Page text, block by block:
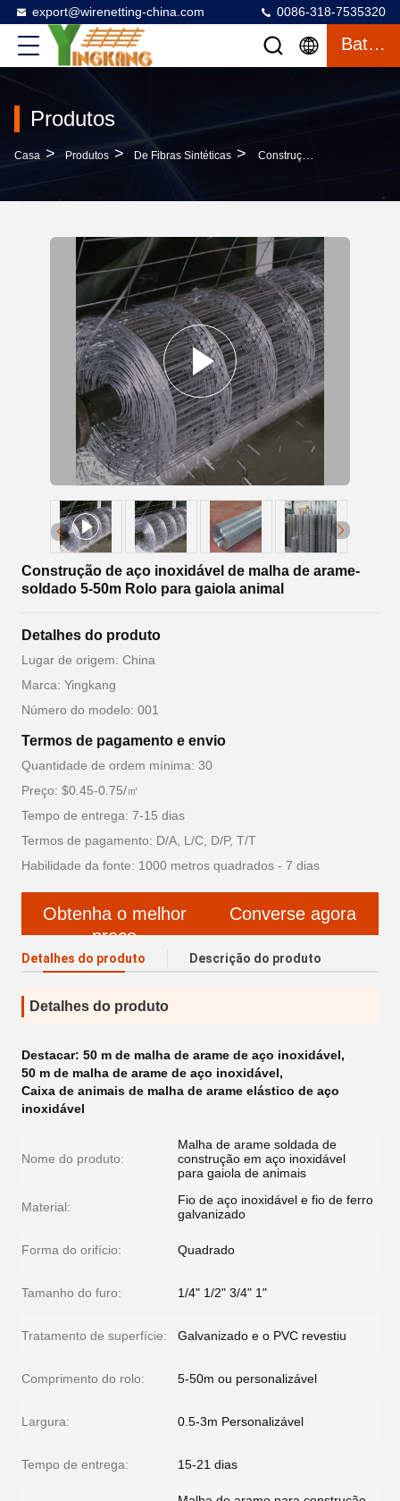
export@wirenetting-china.com 0086-318-7535320
Bater Papo
Produtos
Casa > Produtos > De Fibras Sintéticas > Construção De Aço Inoxidável De Malha De Arame-Soldado 5-50m Rolo Para Gaiola Animal
Construção de aço inoxidável de malha de arame-
soldado 5-50m Rolo para gaiola animal
Detalhes do produto
Lugar de origem: China
Marca: Yingkang
Número do modelo: 001
Termos de pagamento e envio
Quantidade de ordem mínima: 30
Preço: $0.45-0.75/㎡
Tempo de entrega: 7-15 dias
Termos de pagamento: D/A, L/C, D/P, T/T
Habilidade da fonte: 1000 metros quadrados - 7 dias
Obtenha o melhor
preço
Converse agora
Detalhes do produto Descrição do produto
Detalhes do produto
Destacar: 50 m de malha de arame de aço inoxidável,
50 m de malha de arame de aço inoxidável,
Caixa de animais de malha de arame elástico de aço
inoxidável
Nome do produto:
Malha de arame soldada de
construção em aço inoxidável
para gaiola de animais
Material:
Fio de aço inoxidável e fio de ferro
galvanizado
Forma do orifício: Quadrado
Tamanho do furo: 1/4" 1/2" 3/4" 1"
Tratamento de superfície: Galvanizado e o PVC revestiu
Comprimento do rolo: 5-50m ou personalizável
Largura: 0.5-3m Personalizável
Tempo de entrega: 15-21 dias